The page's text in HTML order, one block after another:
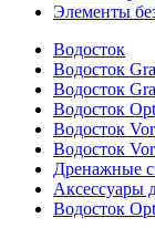
Элементы
Водосток
Водосток
Водосток
Водосток
Водосток
Водосток
Дренажные
Аксессуары
Водосток